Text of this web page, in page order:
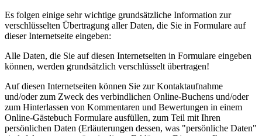
Es folgen einige sehr wichtige grundsätzliche Information zur
verschlüsselten Übertragung aller Daten, die Sie in Formulare auf
dieser Internetseite eingeben:
Alle Daten, die Sie auf diesen Internetseiten in Formulare eingeben
können, werden grundsätzlich verschlüsselt übertragen!
Auf diesen Internetseiten können Sie zur Kontaktaufnahme
und/oder zum Zweck des verbindlichen Online-Buchens und/oder
zum Hinterlassen von Kommentaren und Bewertungen in einem
Online-Gästebuch Formulare ausfüllen, zum Teil mit Ihren
persönlichen Daten (Erläuterungen dessen, was "persönliche Daten"